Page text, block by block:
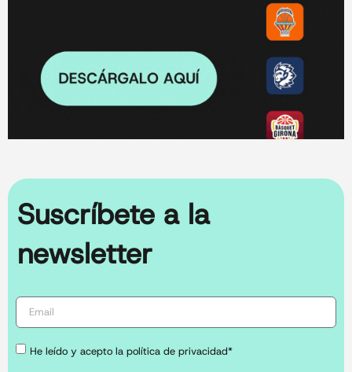
Suscríbete a la
newsletter
He leído y acepto la política de privacidad*